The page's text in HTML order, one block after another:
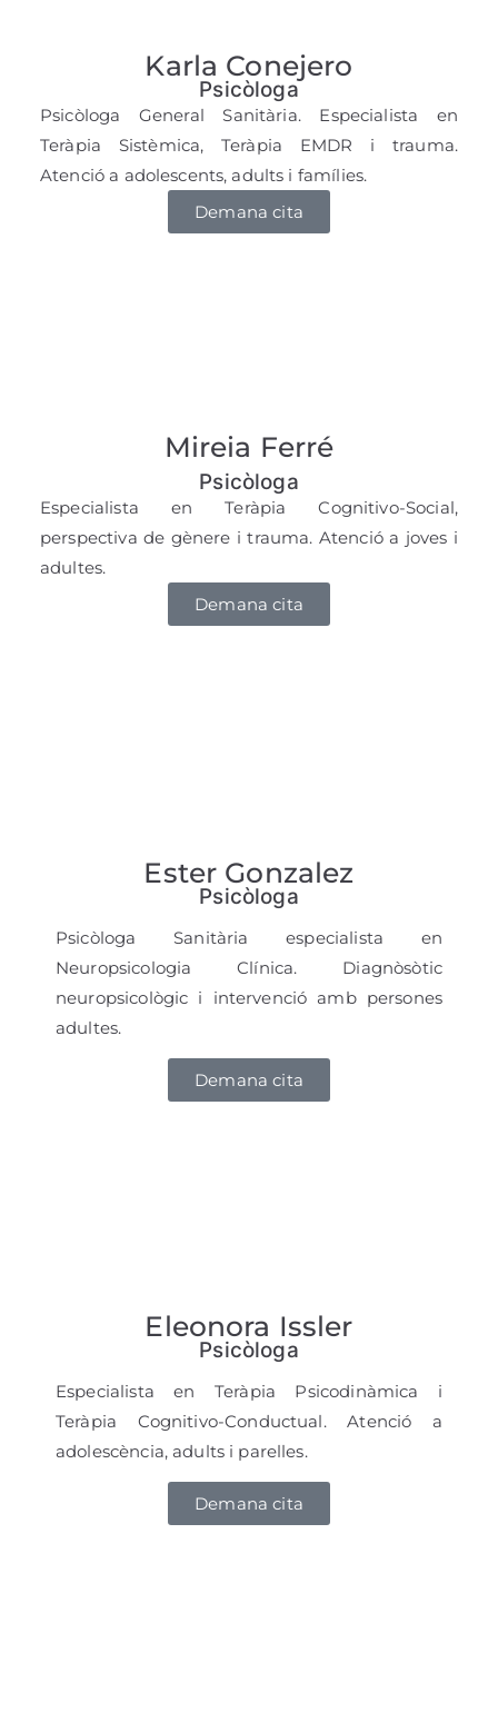
Karla Conejero
Psicòloga
Psicòloga General Sanitària. Especialista en
Teràpia Sistèmica, Teràpia EMDR i trauma.
Atenció a adolescents, adults i famílies.
Demana cita
Mireia Ferré
Psicòloga
Especialista en Teràpia Cognitivo-Social,
perspectiva de gènere i trauma. Atenció a joves i
adultes.
Demana cita
Ester Gonzalez
Psicòloga
Psicòloga Sanitària especialista en
Neuropsicologia Clínica. Diagnòsòtic
neuropsicològic i intervenció amb persones
adultes.
Demana cita
Eleonora Issler
Psicòloga
Especialista en Teràpia Psicodinàmica i
Teràpia Cognitivo-Conductual. Atenció a
adolescència, adults i parelles.
Demana cita